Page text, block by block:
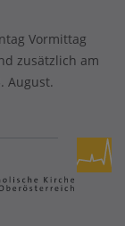
Vormittag
zusätzlich am
August.